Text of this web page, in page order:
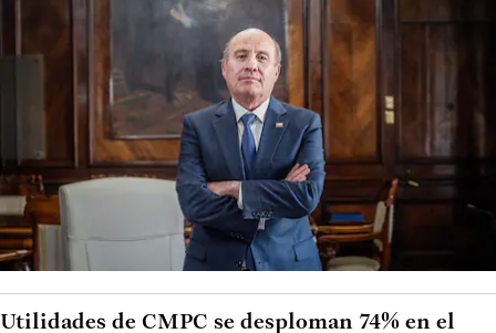
Utilidades de CMPC se desploman 74% en el